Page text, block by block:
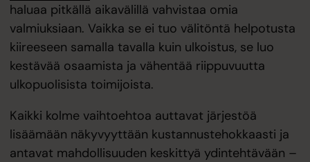
haluaa pitkällä aikavälillä vahvistaa omia
valmiuksiaan. Vaikka se ei tuo välitöntä helpotusta
kiireeseen samalla tavalla kuin ulkoistus, se luo
kestävää osaamista ja vähentää riippuvuutta
ulkopuolisista toimijoista.
Kaikki kolme vaihtoehtoa auttavat järjestöä
lisäämään näkyvyyttään kustannustehokkaasti ja
antavat mahdollisuuden keskittyä ydintehtävään –